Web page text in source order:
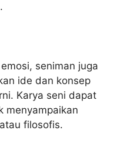
seniman juga
ide dan konsep
Karya seni dapat
menyampaikan
filosofis.